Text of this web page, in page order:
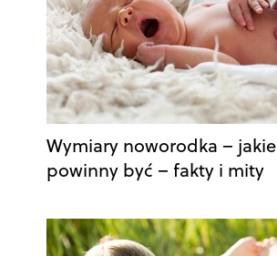
Wymiary noworodka – jakie
powinny być – fakty i mity